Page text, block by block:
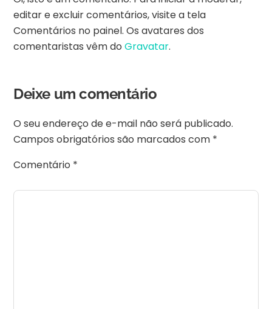
editar e excluir comentários, visite a tela
Comentários no painel. Os avatares dos
comentaristas vêm doGravatar.
Deixe um comentário
O seu endereço de e-mail não será publicado.
Campos obrigatórios são marcados com *
Comentário *